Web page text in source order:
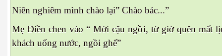
Niên nghiêm mình chào lại” Chào bác...”
Mẹ Điền chen vào “ Mời cậu ngồi, từ giờ quên mất
khách uống nước, ngồi ghế”